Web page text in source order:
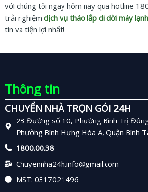
với chúng tôi ngay hôm nay qua hotline
trải nghiệm dịch vụ tháo lắp di dời máy lạnh
tín và tiện lợi nhất!
Thông tin
CHUYỂN NHÀ TRỌN GÓI 24H
23 Đường số 10, Phường Bình Trị
Phường Bình Hưng Hòa A, Quận Bình
1800.00.38
Chuyennha24h.info@gmail.com
MST: 0317021496